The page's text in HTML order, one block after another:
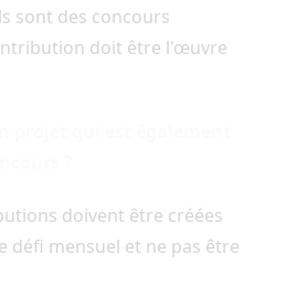
sont des concours
doit être l'œuvre
doivent être créées
défi mensuel et ne pas être